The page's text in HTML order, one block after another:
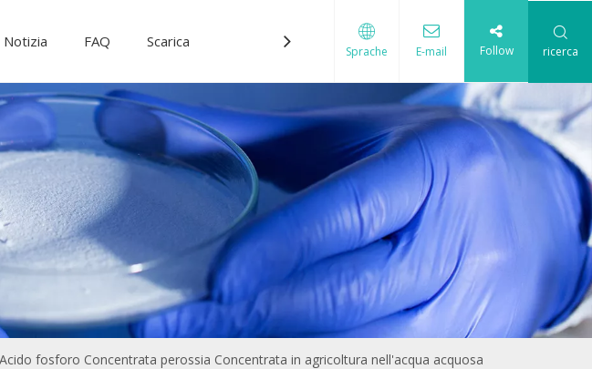
Notizia FAQ Scarica Contattaci
Sprache E-mail Follow ricerca
Acido fosforo Concentrata perossia Concentrata in agricoltura nell'acqua acquosa